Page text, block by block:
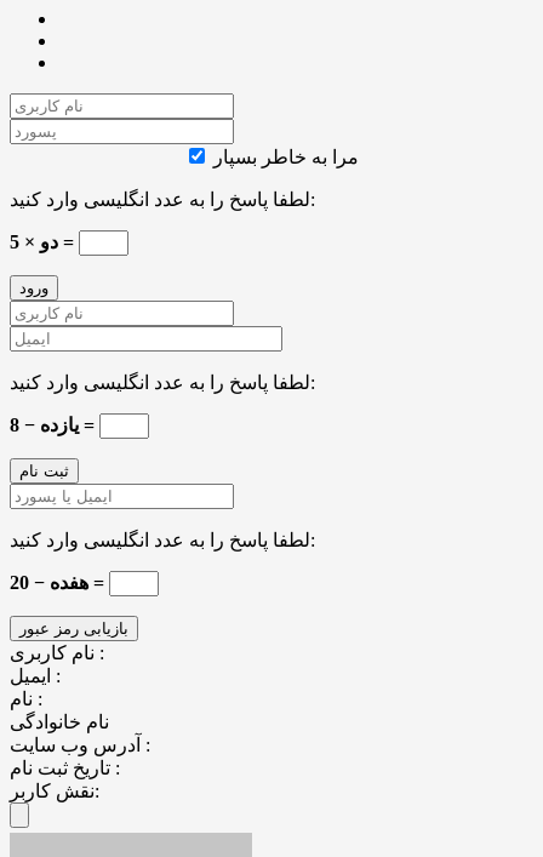
مرا به خاطر بسپار
لطفا پاسخ را به عدد انگلیسی وارد کنید:
5 × دو =
لطفا پاسخ را به عدد انگلیسی وارد کنید:
یازده − 8 =
لطفا پاسخ را به عدد انگلیسی وارد کنید:
20 − هفده =
نام کاربری :
ایمیل :
نام :
نام خانوادگی
آدرس وب سایت :
تاریخ ثبت نام :
نقش کاربر: